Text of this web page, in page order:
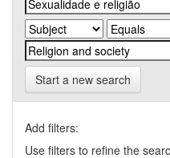
Start a new search
Add filters:
Use filters to refine the